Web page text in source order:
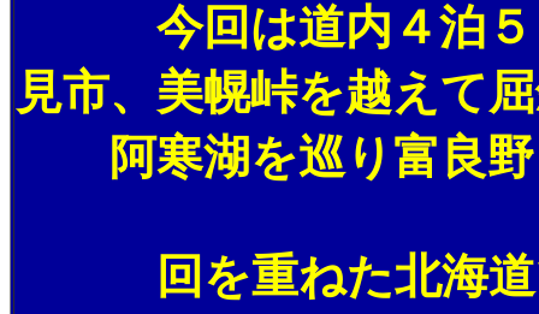
今回は道内４泊５日
見市、美幌峠を越えて
阿寒湖を巡り富良野
回を重ねた北海道ツ